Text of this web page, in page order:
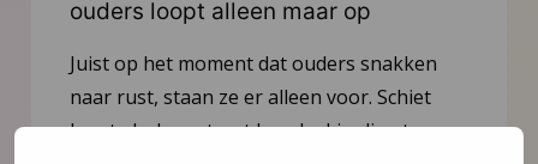
ouders loopt alleen maar op
Juist op het moment dat ouders snakken
naar rust, staan ze er alleen voor. Schiet
hen te hulp, noteert Igor Ivakic, directeur-